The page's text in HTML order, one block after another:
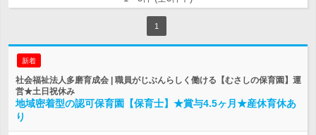
1
新着
社会福祉法人多磨育成会 | 職員がじぶんらしく働ける【むさしの保育園】運
営★土日祝休み
地域密着型の認可保育園【保育士】★賞与4.5ヶ月★産休育休あ
り